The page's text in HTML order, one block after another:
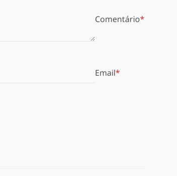
Comentário
Email